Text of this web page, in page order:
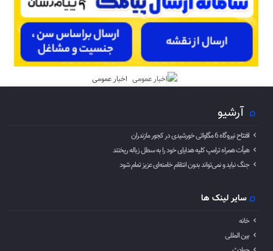
اخبار عمومی
آرشیو
افتتاح نیروگاه 6 مگاواتی خورشیدی در کجور مازندران
هیأت همراه ترامپ کلیه هدایای خود را به سطل زباله ریختند
جنگ نباید و نمی‌تواند بدون انتقام خامنه‌ای عزیز تمام شود
سایر لینک ها
خانه
بین المللی